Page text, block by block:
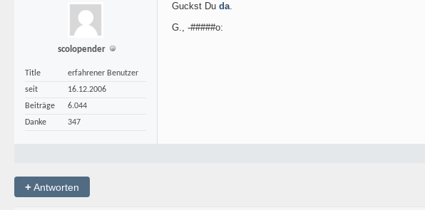
scolopender
Title
erfahrener Benutzer
seit
16.12.2006
Beiträge
6.044
Danke
347
Guckst Du da.
G., -#####o:
+Antworten